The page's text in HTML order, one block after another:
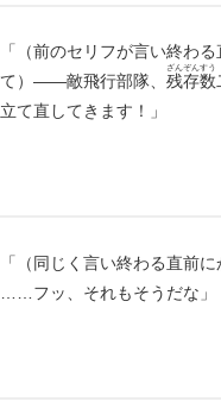
「（前のセリフが言い終わ
て）――敵飛行部隊、残存数
ざんぞんすう
立て直してきます！」
「（同じく言い終わる直前に
……フッ、それもそうだな」